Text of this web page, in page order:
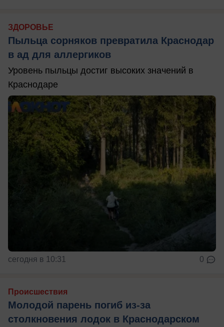
ЗДОРОВЬЕ
Пыльца сорняков превратила Краснодар
в ад для аллергиков
Уровень пыльцы достиг высоких значений в
Краснодаре
сегодня в 10:31 0
Происшествия
Молодой парень погиб из-за
столкновения лодок в Краснодарском